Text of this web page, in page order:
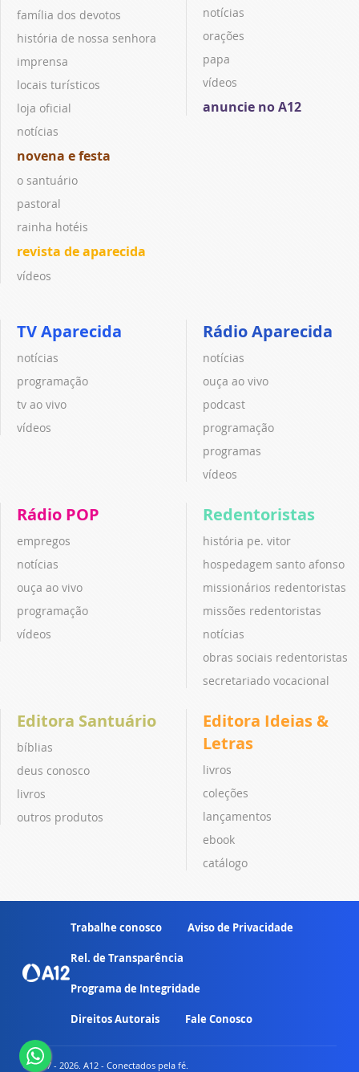
família dos devotos
história de nossa senhora
imprensa
locais turísticos
loja oficial
notícias
novena e festa
o santuário
pastoral
rainha hotéis
revista de aparecida
vídeos
notícias
orações
papa
vídeos
anuncie no A12
TV Aparecida
notícias
programação
tv ao vivo
vídeos
Rádio Aparecida
notícias
ouça ao vivo
podcast
programação
programas
vídeos
Rádio POP
empregos
notícias
ouça ao vivo
programação
vídeos
Redentoristas
história pe. vitor
hospedagem santo afonso
missionários redentoristas
missões redentoristas
notícias
obras sociais redentoristas
secretariado vocacional
Editora Santuário
bíblias
deus conosco
livros
outros produtos
Editora Ideias &
Letras
livros
coleções
lançamentos
ebook
catálogo
Trabalhe conosco Aviso de Privacidade
Rel. de Transparência
Programa de Integridade
Direitos Autorais Fale Conosco
© 2007 - 2026. A12 - Conectados pela fé.